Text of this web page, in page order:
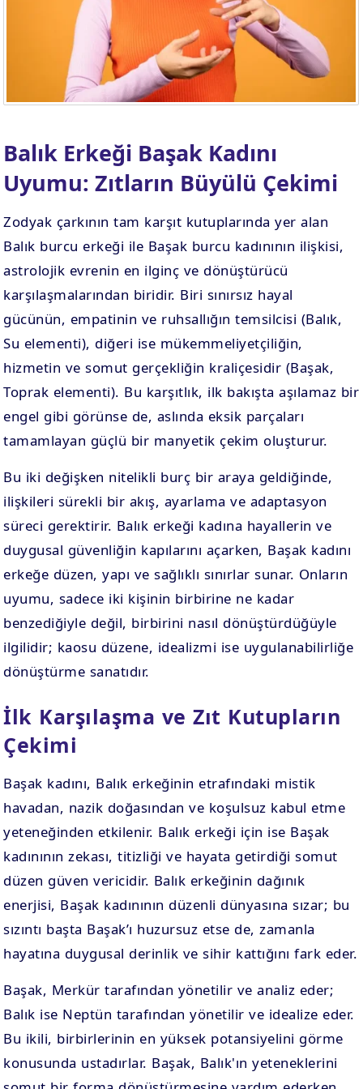
Balık Erkeği Başak Kadını
Uyumu: Zıtların Büyülü Çekimi
Zodyak çarkının tam karşıt kutuplarında yer alan
Balık burcu erkeği ile Başak burcu kadınının ilişkisi,
astrolojik evrenin en ilginç ve dönüştürücü
karşılaşmalarından biridir. Biri sınırsız hayal
gücünün, empatinin ve ruhsallığın temsilcisi (Balık,
Su elementi), diğeri ise mükemmeliyetçiliğin,
hizmetin ve somut gerçekliğin kraliçesidir (Başak,
Toprak elementi). Bu karşıtlık, ilk bakışta aşılamaz bir
engel gibi görünse de, aslında eksik parçaları
tamamlayan güçlü bir manyetik çekim oluşturur.
Bu iki değişken nitelikli burç bir araya geldiğinde,
ilişkileri sürekli bir akış, ayarlama ve adaptasyon
süreci gerektirir. Balık erkeği kadına hayallerin ve
duygusal güvenliğin kapılarını açarken, Başak kadını
erkeğe düzen, yapı ve sağlıklı sınırlar sunar. Onların
uyumu, sadece iki kişinin birbirine ne kadar
benzediğiyle değil, birbirini nasıl dönüştürdüğüyle
ilgilidir; kaosu düzene, idealizmi ise uygulanabilirliğe
dönüştürme sanatıdır.
İlk Karşılaşma ve Zıt Kutupların
Çekimi
Başak kadını, Balık erkeğinin etrafındaki mistik
havadan, nazik doğasından ve koşulsuz kabul etme
yeteneğinden etkilenir. Balık erkeği için ise Başak
kadınının zekası, titizliği ve hayata getirdiği somut
düzen güven vericidir. Balık erkeğinin dağınık
enerjisi, Başak kadınının düzenli dünyasına sızar; bu
sızıntı başta Başak’ı huzursuz etse de, zamanla
hayatına duygusal derinlik ve sihir kattığını fark eder.
Başak, Merkür tarafından yönetilir ve analiz eder;
Balık ise Neptün tarafından yönetilir ve idealize eder.
Bu ikili, birbirlerinin en yüksek potansiyelini görme
konusunda ustadırlar. Başak, Balık'ın yeteneklerini